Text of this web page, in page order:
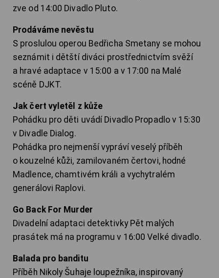
zve od 14:00 Divadlo Pluto.
Prodáváme nevěstu
S proslulou operou Bedřicha Smetany se mohou
seznámit i dětští diváci prostřednictvím svěží
a hravé adaptace v 15:00 a v 17:00 na Malé
scéně DJKT.
Jak čert vyletěl z kůže
Pohádku pro děti uvádí Divadlo Propadlo v 15:30
v Divadle Dialog.
Pohádka pro nejmenší vypráví veselý příběh
o kouzelné kůži, zamilovaném čertovi, hodné
Madlence, chamtivém králi a vychytralém
generálovi Raplovi.
Go Back For Murder
Divadelní adaptaci detektivky Pět malých
prasátek má na programu v 16:00 Velké divadlo.
Balada pro banditu
Příběh Nikoly Šuhaje loupežníka, inspirovaný